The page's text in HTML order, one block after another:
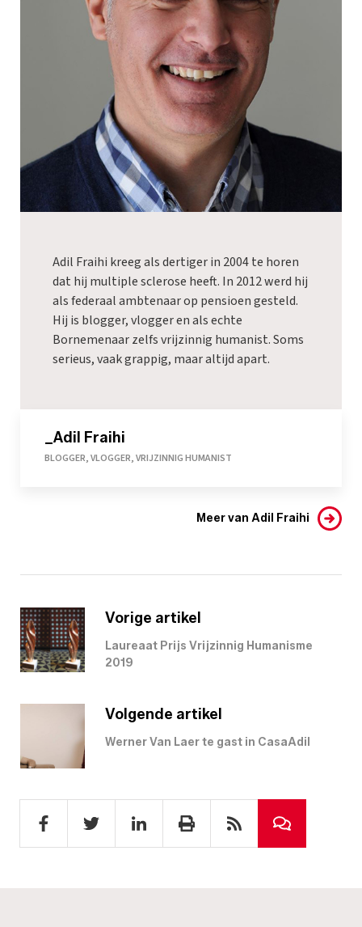
Adil Fraihi kreeg als dertiger in 2004 te horen
dat hij multiple sclerose heeft. In 2012 werd hij
als federaal ambtenaar op pensioen gesteld.
Hij is blogger, vlogger en als echte
Bornemenaar zelfs vrijzinnig humanist. Soms
serieus, vaak grappig, maar altijd apart.
_Adil Fraihi
BLOGGER, VLOGGER, VRIJZINNIG HUMANIST
Meer van Adil Fraihi
Vorige artikel
Laureaat Prijs Vrijzinnig Humanisme
2019
Volgende artikel
Werner Van Laer te gast in CasaAdil